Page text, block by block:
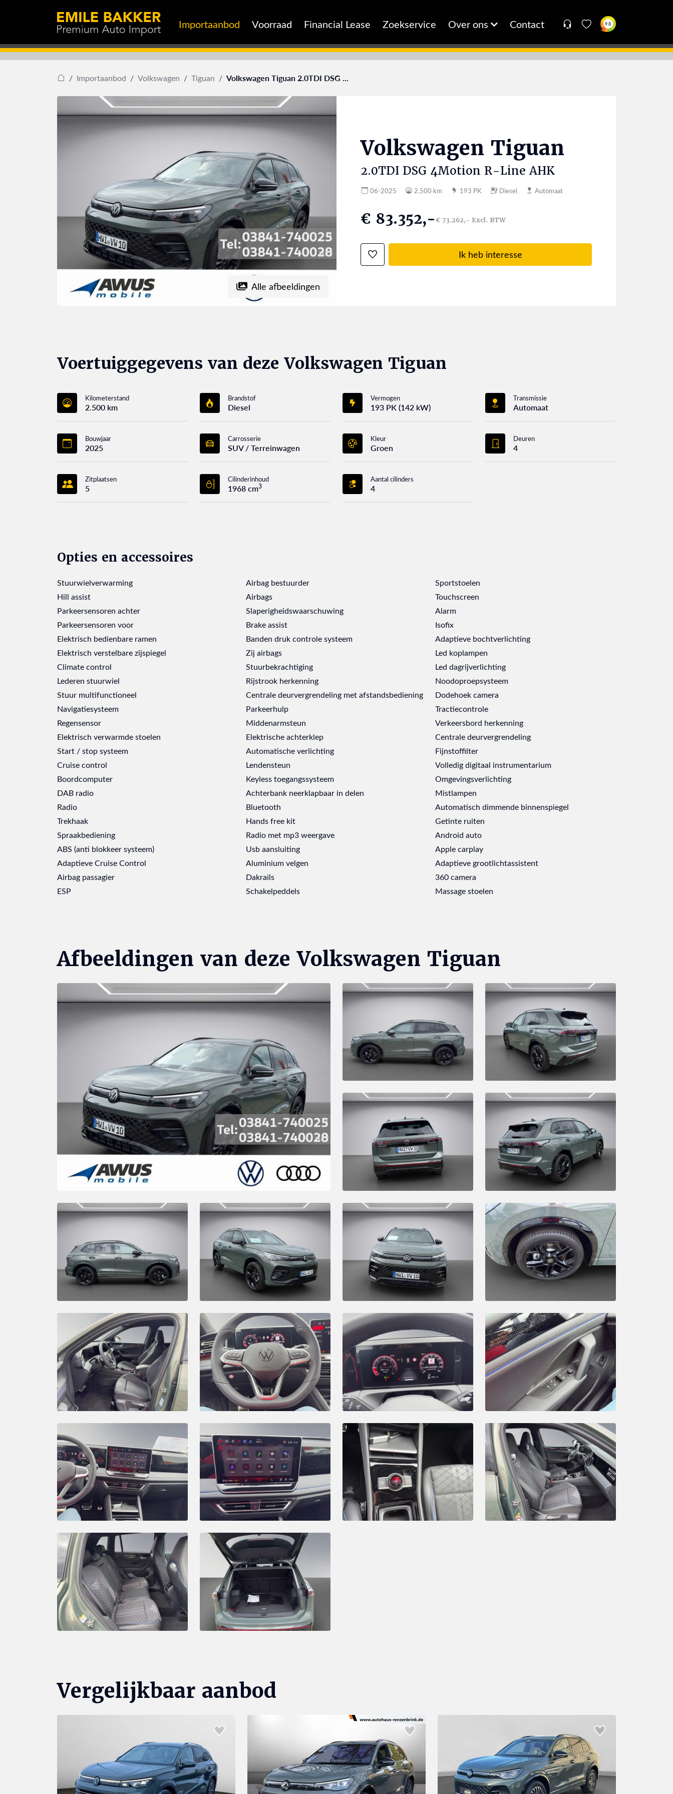
Importaanbod Voorraad Financial Lease Zoekservice Over ons Contact 9.8
Importaanbod Volkswagen Tiguan Volkswagen Tiguan 2.0TDI DSG ...
Alle afbeeldingen
Volkswagen Tiguan
2.0TDI DSG 4Motion R-Line AHK
06-2025 2.500 km 193 PK Diesel Automaat
€ 83.352,-€ 73.262,- Excl. BTW
Ik heb interesse
Voertuiggegevens van deze Volkswagen Tiguan
Kilometerstand
2.500 km
Brandstof
Diesel
Vermogen
193 PK (142 kW)
Transmissie
Automaat
Bouwjaar
2025
Carrosserie
SUV / Terreinwagen
Kleur
Groen
Deuren
4
Zitplaatsen
5
Cilinderinhoud
1968 cm3
Aantal cilinders
4
Opties en accessoires
Stuurwielverwarming
Hill assist
Parkeersensoren achter
Parkeersensoren voor
Elektrisch bedienbare ramen
Elektrisch verstelbare zijspiegel
Climate control
Lederen stuurwiel
Stuur multifunctioneel
Navigatiesysteem
Regensensor
Elektrisch verwarmde stoelen
Start / stop systeem
Cruise control
Boordcomputer
DAB radio
Radio
Trekhaak
Spraakbediening
ABS (anti blokkeer systeem)
Adaptieve Cruise Control
Airbag passagier
ESP
Airbag bestuurder
Airbags
Slaperigheidswaarschuwing
Brake assist
Banden druk controle systeem
Zij airbags
Stuurbekrachtiging
Rijstrook herkenning
Centrale deurvergrendeling met afstandsbediening
Parkeerhulp
Middenarmsteun
Elektrische achterklep
Automatische verlichting
Lendensteun
Keyless toegangssysteem
Achterbank neerklapbaar in delen
Bluetooth
Hands free kit
Radio met mp3 weergave
Usb aansluiting
Aluminium velgen
Dakrails
Schakelpeddels
Sportstoelen
Touchscreen
Alarm
Isofix
Adaptieve bochtverlichting
Led koplampen
Led dagrijverlichting
Noodoproepsysteem
Dodehoek camera
Tractiecontrole
Verkeersbord herkenning
Centrale deurvergrendeling
Fijnstoffilter
Volledig digitaal instrumentarium
Omgevingsverlichting
Mistlampen
Automatisch dimmende binnenspiegel
Getinte ruiten
Android auto
Apple carplay
Adaptieve grootlichtassistent
360 camera
Massage stoelen
Afbeeldingen van deze Volkswagen Tiguan
Vergelijkbaar aanbod